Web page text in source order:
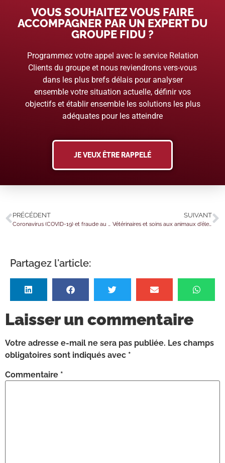
VOUS SOUHAITEZ VOUS FAIRE
ACCOMPAGNER PAR UN EXPERT DU
GROUPE FIDU ?
Programmez votre appel avec le service Relation
Clients du groupe et nous reviendrons vers-vous
dans les plus brefs délais pour analyser
ensemble votre situation actuelle, définir vos
objectifs et établir ensemble les solutions les plus
adéquates pour les atteindre
JE VEUX ÊTRE RAPPELÉ
PRÉCÉDENT SUIVANT
Vétérinaires et soins aux animaux d’élevage : une aide financière… pour qui ?
Partagez l'article:
Laisser un commentaire
Votre adresse e-mail ne sera pas publiée. Les champs
obligatoires sont indiqués avec *
Commentaire *